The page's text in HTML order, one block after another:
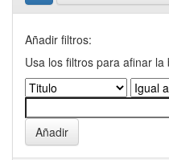
Añadir filtros:
Usa los filtros para afinar la